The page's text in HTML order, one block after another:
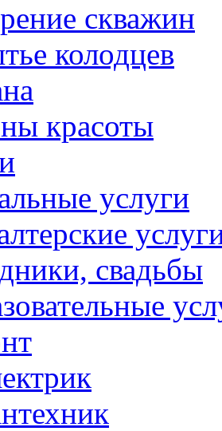
скважин
колодцев
красоты
услуги
свадьбы